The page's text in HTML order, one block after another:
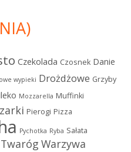
Czekolada Czosnek Danie
wypieki Drożdżowe Grzyby
Mozzarella Muffinki
Pierogi Pizza
Pychotka Ryba Sałata
Twaróg Warzywa